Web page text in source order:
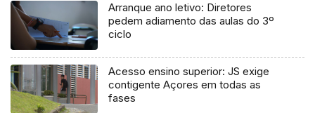
Arranque ano letivo: Diretores
pedem adiamento das aulas do 3º
ciclo
Acesso ensino superior: JS exige
contigente Açores em todas as
fases